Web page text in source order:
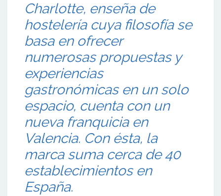
Charlotte, enseña de
hostelería cuya filosofía se
basa en ofrecer
numerosas propuestas y
experiencias
gastronómicas en un solo
espacio, cuenta con un
nueva franquicia en
Valencia. Con ésta, la
marca suma cerca de 40
establecimientos en
España.